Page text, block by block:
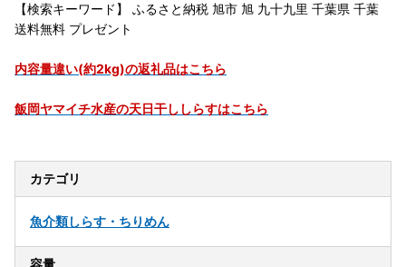
【検索キーワード】 ふるさと納税 旭市 旭 九十九里 千葉県 千葉
送料無料 プレゼント
内容量違い(約2kg)の返礼品はこちら
飯岡ヤマイチ水産の天日干ししらすはこちら
カテゴリ
魚介類しらす・ちりめん